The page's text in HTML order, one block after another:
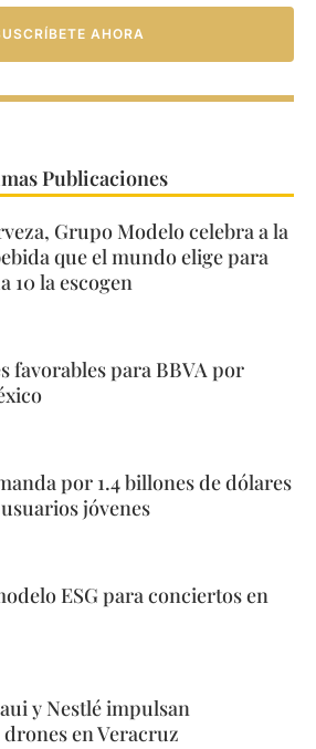
AHORA
Publicaciones
Grupo Modelo celebra a la
que el mundo elige para
10 la escogen
favorables para BBVA por
por 1.4 billones de dólares
jóvenes
ESG para conciertos en
y Nestlé impulsan
en Veracruz